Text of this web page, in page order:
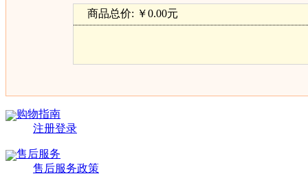
商品总价: ￥0.00元
购物指南
注册登录
售后服务
售后服务政策